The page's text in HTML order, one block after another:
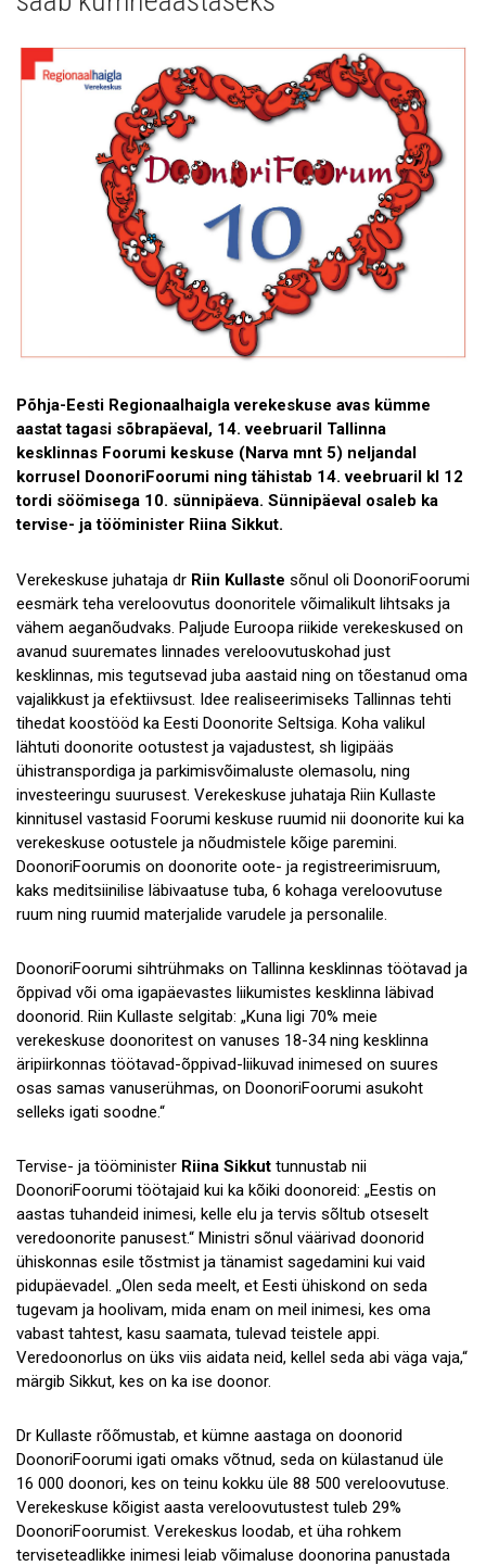
Galerii
Koostöö
Tule ekskursioonile!
Andmekaitse
Põhja-Eesti Regionaalhaigla verekeskuse avas kümme
aastat tagasi sõbrapäeval, 14. veebruaril Tallinna
kesklinnas Foorumi keskuse (Narva mnt 5) neljandal
korrusel DoonoriFoorumi ning tähistab 14. veebruaril kl 12
tordi söömisega 10. sünnipäeva. Sünnipäeval osaleb ka
tervise- ja tööminister Riina Sikkut.
Verekeskuse juhataja dr Riin Kullaste sõnul oli DoonoriFoorumi
eesmärk teha vereloovutus doonoritele võimalikult lihtsaks ja
vähem aeganõudvaks. Paljude Euroopa riikide verekeskused on
avanud suuremates linnades vereloovutuskohad just
kesklinnas, mis tegutsevad juba aastaid ning on tõestanud oma
vajalikkust ja efektiivsust. Idee realiseerimiseks Tallinnas tehti
tihedat koostööd ka Eesti Doonorite Seltsiga. Koha valikul
lähtuti doonorite ootustest ja vajadustest, sh ligipääs
ühistranspordiga ja parkimisvõimaluste olemasolu, ning
investeeringu suurusest. Verekeskuse juhataja Riin Kullaste
kinnitusel vastasid Foorumi keskuse ruumid nii doonorite kui ka
verekeskuse ootustele ja nõudmistele kõige paremini.
DoonoriFoorumis on doonorite oote- ja registreerimisruum,
kaks meditsiinilise läbivaatuse tuba, 6 kohaga vereloovutuse
ruum ning ruumid materjalide varudele ja personalile.
DoonoriFoorumi sihtrühmaks on Tallinna kesklinnas töötavad ja
õppivad või oma igapäevastes liikumistes kesklinna läbivad
doonorid. Riin Kullaste selgitab: „Kuna ligi 70% meie
verekeskuse doonoritest on vanuses 18-34 ning kesklinna
äripiirkonnas töötavad-õppivad-liikuvad inimesed on suures
osas samas vanuserühmas, on DoonoriFoorumi asukoht
selleks igati soodne.“
Tervise- ja tööminister Riina Sikkut tunnustab nii
DoonoriFoorumi töötajaid kui ka kõiki doonoreid: „Eestis on
aastas tuhandeid inimesi, kelle elu ja tervis sõltub otseselt
veredoonorite panusest.“ Ministri sõnul väärivad doonorid
ühiskonnas esile tõstmist ja tänamist sagedamini kui vaid
pidupäevadel. „Olen seda meelt, et Eesti ühiskond on seda
tugevam ja hoolivam, mida enam on meil inimesi, kes oma
vabast tahtest, kasu saamata, tulevad teistele appi.
Veredoonorlus on üks viis aidata neid, kellel seda abi väga vaja,“
märgib Sikkut, kes on ka ise doonor.
Dr Kullaste rõõmustab, et kümne aastaga on doonorid
DoonoriFoorumi igati omaks võtnud, seda on külastanud üle
16 000 doonori, kes on teinu kokku üle 88 500 vereloovutuse.
Verekeskuse kõigist aasta vereloovutustest tuleb 29%
DoonoriFoorumist. Verekeskus loodab, et üha rohkem
terviseteadlikke inimesi leiab võimaluse doonorina panustada